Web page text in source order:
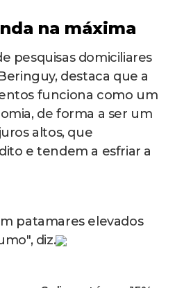
na máxima
pesquisas domiciliares
destaca que a
funciona como um
de forma a ser um
altos, que
e tendem a esfriar a
patamares elevados
diz.